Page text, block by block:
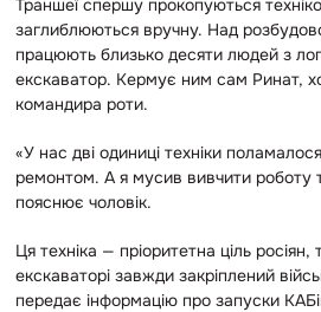
Траншеї спершу прокопуються
заглиблюються вручну. Над
працюють близько десяти людей з
екскаватор. Кермує ним сам Ринат,
командира роти.
«У нас дві одиниці техніки
ремонтом. А я мусив вивчити роботу
пояснює чоловік.
Ця техніка — пріоритетна ціль
екскаваторі завжди закріплений
передає інформацію про запуски